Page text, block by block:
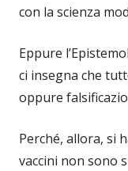
con la scienza
Eppure
ci insegna che
oppure
Perché, allora, si
vaccini non sono